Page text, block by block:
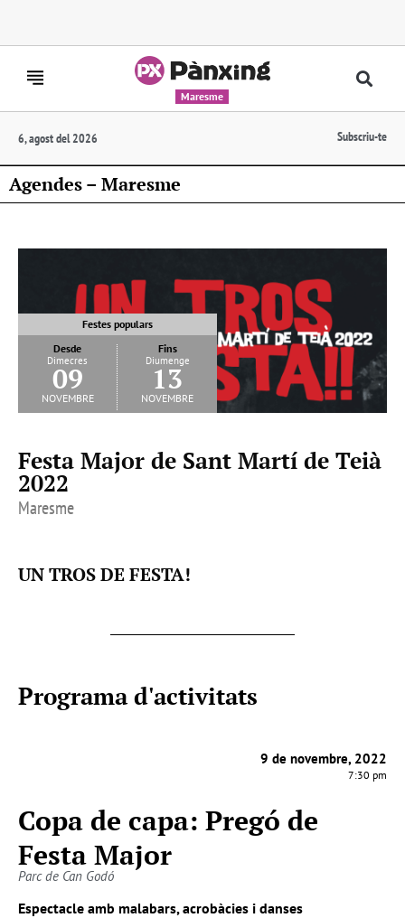
Maresme
6, agost del 2026 Subscriu-te
Agendes – Maresme
Festes populars
Desde
Dimecres
09
novembre
Fins
Diumenge
13
novembre
Festa Major de Sant Martí de Teià
2022
Maresme
UN TROS DE FESTA!
Programa d'activitats
9 de novembre, 2022
7:30 pm
Copa de capa: Pregó de
Festa Major
Parc de Can Godó
Espectacle amb malabars, acrobàcies i danses